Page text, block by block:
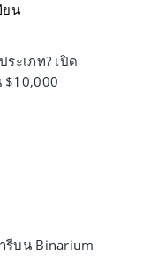
ยน
ะเภท? เปิด
$10,000
รีบน Binarium